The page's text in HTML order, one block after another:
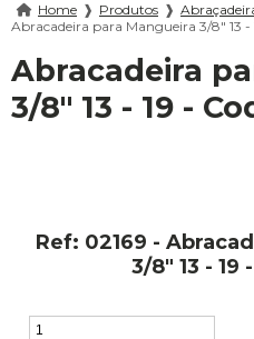
Home ❱ Produtos ❱
Abracadeira para Mangueira 3/8" 13 -
Abracadeira
3/8" 13 - 19 -
Ref: 02169 -
3/8" 13 - 19